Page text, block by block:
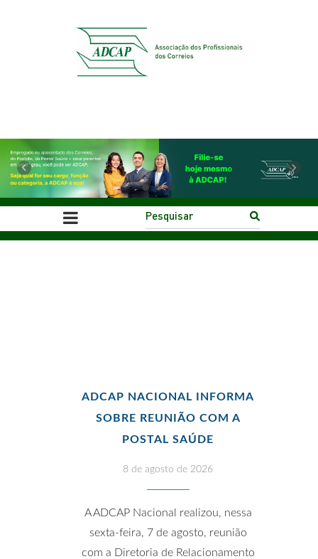
Previous Next
ADCAP NACIONAL INFORMA
SOBRE REUNIÃO COM A
POSTAL SAÚDE
8 de agosto de 2026
A ADCAP Nacional realizou, nessa
sexta-feira, 7 de agosto, reunião
com a Diretoria de Relacionamento